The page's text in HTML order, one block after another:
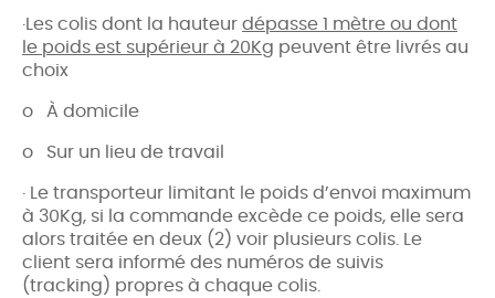
·Les colis dont la hauteur dépasse 1 mètre ou dont
le poids est supérieur à 20Kg peuvent être livrés au
choix
o À domicile
o Sur un lieu de travail
· Le transporteur limitant le poids d’envoi maximum
à 30Kg, si la commande excède ce poids, elle sera
alors traitée en deux (2) voir plusieurs colis. Le
client sera informé des numéros de suivis
(tracking) propres à chaque colis.